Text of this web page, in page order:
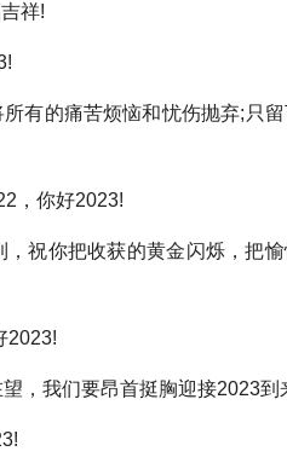
祥!
有的痛苦烦恼和忧伤抛弃;只
，你好2023!
祝你把收获的黄金闪烁，把
2023!
，我们要昂首挺胸迎接2023到